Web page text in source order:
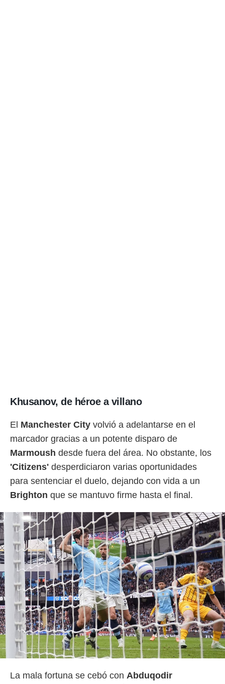
Khusanov, de héroe a villano
El Manchester City volvió a adelantarse en el
marcador gracias a un potente disparo de
Marmoush desde fuera del área. No obstante, los
'Citizens' desperdiciaron varias oportunidades
para sentenciar el duelo, dejando con vida a un
Brighton que se mantuvo firme hasta el final.
La mala fortuna se cebó con Abduqodir